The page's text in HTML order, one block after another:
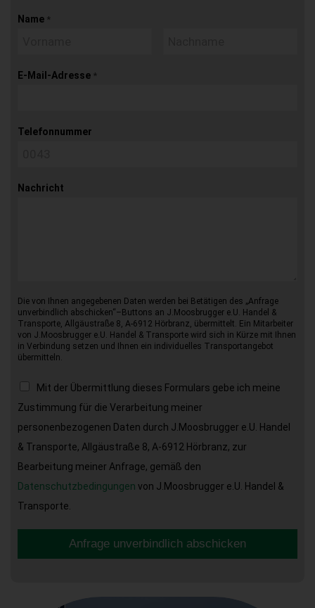
Name *
E-Mail-Adresse *
Telefonnummer
Nachricht
Die von Ihnen angegebenen Daten werden bei Betätigen des „Anfrage
unverbindlich abschicken“–Buttons an J.Moosbrugger e.U. Handel &
Transporte, Allgäustraße 8, A-6912 Hörbranz, übermittelt. Ein Mitarbeiter
von J.Moosbrugger e.U. Handel & Transporte wird sich in Kürze mit Ihnen
in Verbindung setzen und Ihnen ein individuelles Transportangebot
übermitteln.
Mit der Übermittlung dieses Formulars gebe ich meine
Zustimmung für die Verarbeitung meiner
personenbezogenen Daten durch J.Moosbrugger e.U. Handel
& Transporte, Allgäustraße 8, A-6912 Hörbranz, zur
Bearbeitung meiner Anfrage, gemäß den
Datenschutzbedingungen von J.Moosbrugger e.U. Handel &
Transporte.
Anfrage unverbindlich abschicken